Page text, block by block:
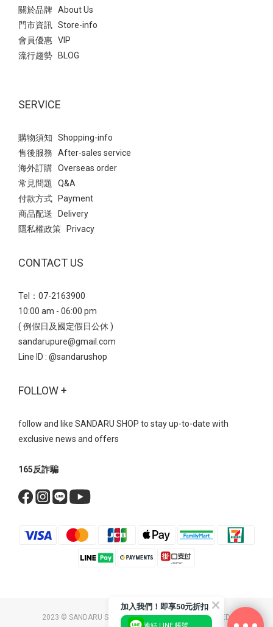
的視覺層次 上身白色的法式袖襯衫搭配黑色花苞短裙，與鞋子的黑
色底色呼應，營造出輕盈且優雅的「法式少女感」。 Point：建議搭
配一個與鞋子同色系的包包，能讓整體穿搭視覺更和諧，並凸顯鞋
子上的金色鎖釦作為整體的精緻點綴 瑪莉珍 拼接波點繫帶鎖釦瑪莉
輕盈、慵懶且不失優雅的氣息。 仙氣少女風→ 選擇微透感的服裝與
鞋款的甜美元素呼應，同時利用裙長展現腿部比例。 襪子點綴是靈
厚底鞋視覺感不沉重。 瑪莉珍 鑽飾小花雙帶輕量瑪莉珍鞋 - 休閒鬆
弛風正夯：機能瑪莉珍運動鞋真皮雙帶內增高瑪莉珍運動鞋結合了
「運動休閒」與「優雅瑪莉珍」的混血單品， 透過真皮與麂皮拼接
及豆豆防滑大底，營造出一種率性且具備機能感的時髦態度。 復古
刷色寬鬆的牛仔褲輪廓與具備分量感的運動型瑪莉珍完美契合，營
整體視覺，展現強烈的個人風格。 瑪莉珍 真皮雙帶內增高瑪莉珍運
平底，但隱藏的內增高設計能偷偷拉長小腿比例， 讓即便穿著容易
顯矮的五分寬褲，也能保有修長的視覺效果。 瑪莉珍 復古芭蕾魔鬼
是網紗透膚瑪莉珍，每一款都體現了時髦舒適的完美結合。 不用在
上一雙吧！ Bestsellers 美鞋清單瑪莉珍 復古交叉帶內增高瑪莉珍鞋
NT$999瑪莉珍 拼接波點繫帶鎖釦瑪莉珍鞋 NT$1690 NT$999瑪莉
珍 法式透膚網紗平底芭蕾鞋 NT$1690 NT$999瑪莉珍 鑽飾小花雙帶
NT$1190瑪莉珍 素面軟皮內增高瑪莉珍鞋 NT$1890 NT$1190
關於品牌 About Us
門市資訊 Store-info
會員優惠 VIP
流行趨勢 BLOG
SERVICE
購物須知 Shopping-info
售後服務 After-sales service
海外訂購 Overseas order
常見問題 Q&A
付款方式 Payment
商品配送 Delivery
隱私權政策 Privacy
CONTACT US
Tel：07-2163900
10:00 am - 06:00 pm
( 例假日及國定假日公休 )
sandarupure@gmail.com
Line ID : @sandarushop
FOLLOW +
follow and like SANDARU SHOP to stay up-to-date with
exclusive news and offers
165反詐騙
2023 © SANDARU SHOP CO. LTD. ALL RIGHTS RESERVED.
加入我們！即享50元折扣
連結 LINE 帳號